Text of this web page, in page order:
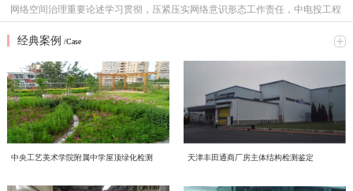
网络空间治理重要论述学习贯彻，压紧压实网络意识形态工作责任，中电投工程
研究检测评定中心有限公司（以下简称“中心”）党总支召开专题支委会，集中研
究网络意识形态重点工作，全面梳理工作提升方向、明确落实举措。结合本次会
态工作核心意义互联网是意识形态斗争的主阵地、主战场、最前沿，网络意识形
态安全直接关系政治安全、舆论安全和单位长远发展。习近平总书记深刻指
出；“过不了互联网这一关，就过不了长期执政这一关，必须坚持正能量是总要
求、管得住是硬道理、用得好是真本事，持续健全网络生态治理长效机制，营造
风清气正的网络空间”。中心运营自有新媒体宣传平台，党员、职工线上交流、
对外业务宣传频次高，各类线上内容发布、网络言论行为都直接代表单位形象、
力，摒弃 “重业务、轻网信” 的片面认知，把网络意识形态工作摆在党建重点位
节能新起点，低碳向未来！
明的环保知识学习活动，积极响应2026年全国低碳日“绿色转型 全民同行”主题号
召。一、三部宣传片，共学绿色理念 本次学习重点围绕三部权威宣传片展开，
三部宣传片，视角不同、侧重各异，但指向同一个目标——让绿色低碳成为每个
人的行动自觉。 2026年全国低碳日“绿色转型 全民同行”主题宣传片 由生态环境
部发布，紧扣今年全国低碳日主题，号召全社会共同参与绿色转型，强调低碳发
来”主题视频 聚焦工业和信息化系统节能降碳实践，展示各领域在节能提效、绿
喜报！中电投工程研究检测评定中心成功获批CNAS温室气体
审定与核查认可资质
近日，中电投工程研究检测评定中心有限公司（以下简称中心）顺利通过中国合
格评定国家认可委员会（CNAS）严格评审，成功取得温室气体审定和核查分项
认可资质，认可注册号为CNAS VV048-EI。此次资质的成功获批，标志着中心
温室气体核查、碳资产管理与低碳技术服务能力正式获得国家级、国际化权威认
赋能合规高质量发展 中电投检测中心承接国投健康公司启动
力企业高质量、可持续、安全化发展，中国电子工程设计院股份有限公司全资子
经典案例 /Case
中央工艺美术学院附属中学屋顶绿化检测 天津丰田通商厂房主体结构检测鉴定